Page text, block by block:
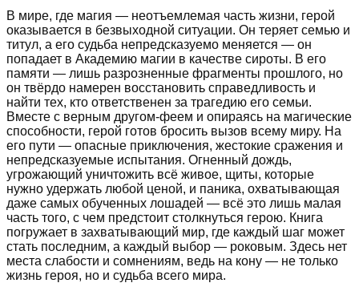
В мире, где магия — неотъемлемая часть жизни, герой
оказывается в безвыходной ситуации. Он теряет семью и
титул, а его судьба непредсказуемо меняется — он
попадает в Академию магии в качестве сироты. В его
памяти — лишь разрозненные фрагменты прошлого, но
он твёрдо намерен восстановить справедливость и
найти тех, кто ответственен за трагедию его семьи.
Вместе с верным другом-феем и опираясь на магические
способности, герой готов бросить вызов всему миру. На
его пути — опасные приключения, жестокие сражения и
непредсказуемые испытания. Огненный дождь,
угрожающий уничтожить всё живое, щиты, которые
нужно удержать любой ценой, и паника, охватывающая
даже самых обученных лошадей — всё это лишь малая
часть того, с чем предстоит столкнуться герою. Книга
погружает в захватывающий мир, где каждый шаг может
стать последним, а каждый выбор — роковым. Здесь нет
места слабости и сомнениям, ведь на кону — не только
жизнь героя, но и судьба всего мира.